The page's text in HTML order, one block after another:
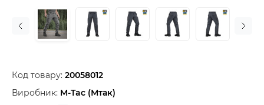
Код товару: 20058012
Виробник: M-Tac (Мтак)